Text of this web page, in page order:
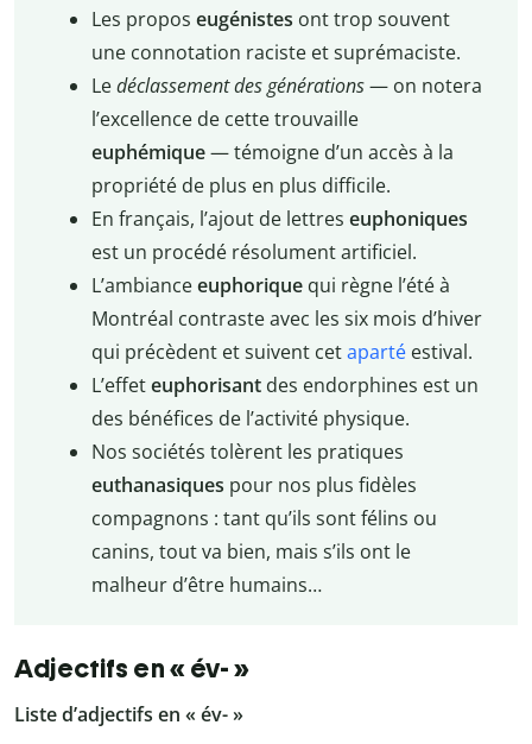
Les propos eugénistes ont trop souvent
une connotation raciste et suprémaciste.
Ledéclassement des générations— on notera
l’excellence de cette trouvaille
euphémique— témoigne d’un accès à la
propriété de plus en plus difficile.
En français, l’ajout de lettres euphoniques
est un procédé résolument artificiel.
L’ambianceeuphoriquequi règne l’été à
Montréal contraste avec les six mois d’hiver
qui précèdent et suivent cetapartéestival.
L’effeteuphorisantdes endorphines est un
des bénéfices de l’activité physique.
Nos sociétés tolèrent les pratiques
euthanasiques pour nos plus fidèles
compagnons : tant qu’ils sont félins ou
canins, tout va bien, mais s’ils ont le
malheur d’être humains…
Adjectifs en « év- »
Liste d’adjectifs en « év- »